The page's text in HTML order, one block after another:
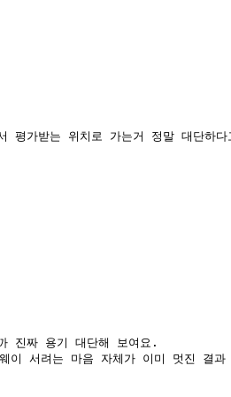
평가받는 위치로 가는거 정말 대단하
진짜 용기 대단해 보여요.
이 서려는 마음 자체가 이미 멋진 결